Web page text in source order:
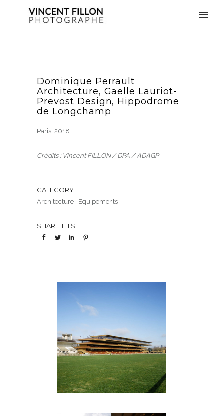
Dominique Perrault
Architecture, Gaëlle Lauriot-
Prevost Design, Hippodrome
de Longchamp
Paris, 2018
Crédits : Vincent FILLON / DPA / ADAGP
CATEGORY
Architecture · Equipements
SHARE THIS